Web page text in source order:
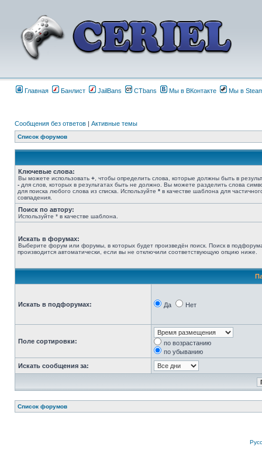
Главная Банлист JailBans CTbans Мы в ВКонтакте Мы в
Сообщения без ответов | Активные темы
Список форумов
Ключевые слова:
Вы можете использовать + , чтобы определить слова, которые должны быть в
- для слов, которых в результатах быть не должно. Вы можете разделить слова
для поиска любого слова из списка. Используйте * в качестве шаблона для
совпадения.
Поиск по автору:
Используйте * в качестве шаблона.
Искать в форумах:
Выберите форум или форумы, в которых будет произведён поиск. Поиск в
производится автоматически, если вы не отключили соответствующую опцию ниже.
Искать в подфорумах: Да Нет
Поле сортировки:
по возрастанию
по убыванию
Искать сообщения за:
Список форумов